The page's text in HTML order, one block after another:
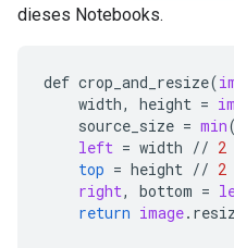
dieses Notebooks.
def crop_and_resize(
width, height =
source_size = min(
left = width // 2
top = height // 2
right, bottom =
return image.